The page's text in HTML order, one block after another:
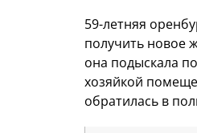
59-летняя
получить новое
она подыскала
хозяйкой
обратилась в